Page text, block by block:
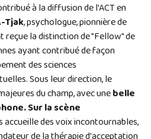
à la diffusion de l'ACT en
Tjak, psychologue, pionnière de
reçue la distinction de "Fellow" de
ayant contribué de façon
des sciences
Sous leur direction, le
du champ, avec unebelle
Sur la scène
accueille des voix incontournables,